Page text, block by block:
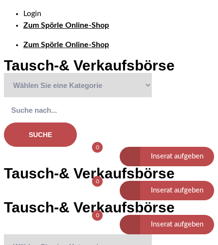
Login
Zum Spörle Online-Shop
Zum Spörle Online-Shop
Tausch-& Verkaufsbörse
SUCHE
0
Inserat aufgeben
Tausch-& Verkaufsbörse
0
Inserat aufgeben
Tausch-& Verkaufsbörse
0
Inserat aufgeben